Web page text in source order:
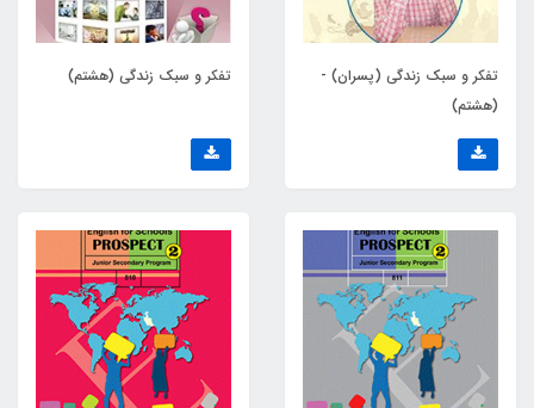
تفکر و سبک زندگی (پسران) -
(هشتم)
تفکر و سبک زندگی (هشتم)